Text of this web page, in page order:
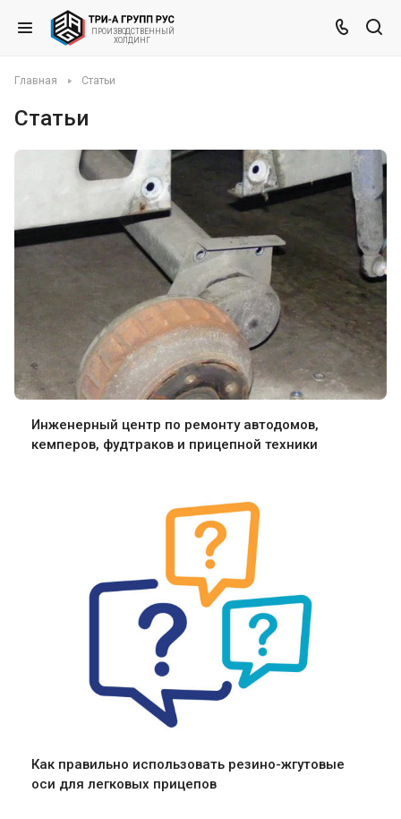
ПРОИЗВО ДСТВЕННЫЙ
Х ОЛДИНГ
Главная Статьи
Статьи
Инженерный центр по ремонту автодомов,
кемперов, фудтраков и прицепной техники
Как правильно использовать резино-жгутовые
оси для легковых прицепов